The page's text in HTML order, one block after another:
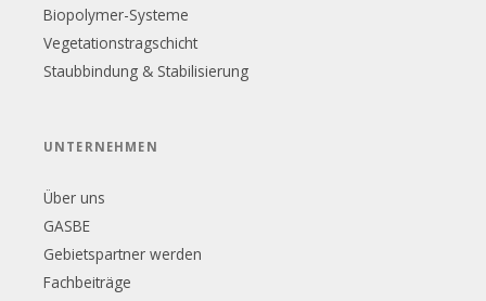
Biopolymer-Systeme
Vegetationstragschicht
Staubbindung & Stabilisierung
UNTERNEHMEN
Über uns
GASBE
Gebietspartner werden
Fachbeiträge